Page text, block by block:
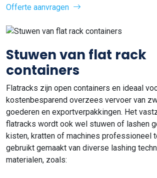
Offerte aanvragen
Stuwen van flat rack
containers
Flatracks zijn open containers en ideaal
kostenbesparend overzees vervoer van
goederen en exportverpakkingen. Het
flatracks wordt ook wel stuwen of lashen
kisten, kratten of machines professioneel
gebruikt gemaakt van diverse lashing
materialen, zoals: